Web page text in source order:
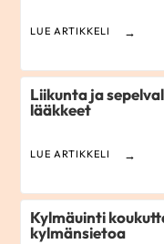
LUE ARTIKKELI
Liikunta ja
lääkkeet
LUE ARTIKKELI
Kylmäuinti
kylmänsietoa